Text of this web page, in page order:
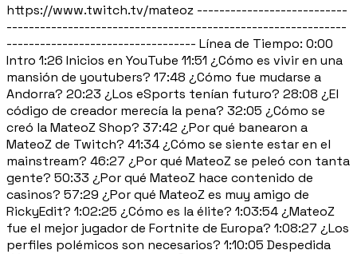
https://www.twitch.tv/mateoz ---------------------------
-------------------------------------------------------------
---------------------------------- Línea de Tiempo: 0:00
Intro 1:26 Inicios en YouTube 11:51 ¿Cómo es vivir en una
mansión de youtubers? 17:48 ¿Cómo fue mudarse a
Andorra? 20:23 ¿Los eSports tenían futuro? 28:08 ¿El
código de creador merecía la pena? 32:05 ¿Cómo se
creó la MateoZ Shop? 37:42 ¿Por qué banearon a
MateoZ de Twitch? 41:34 ¿Cómo se siente estar en el
mainstream? 46:27 ¿Por qué MateoZ se peleó con tanta
gente? 50:33 ¿Por qué MateoZ hace contenido de
casinos? 57:29 ¿Por qué MateoZ es muy amigo de
RickyEdit? 1:02:25 ¿Cómo es la élite? 1:03:54 ¿MateoZ
fue el mejor jugador de Fortnite de Europa? 1:08:27 ¿Los
perfiles polémicos son necesarios? 1:10:05 Despedida